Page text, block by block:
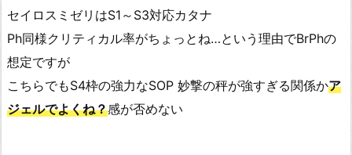
セイロスミゼリはS1～S3対応カタナ
Ph同様クリティカル率がちょっとね…という理由でBrPhの
想定ですが
こちらでもS4枠の強力なSOP 妙撃の秤が強すぎる関係かア
ジェルでよくね？感が否めない